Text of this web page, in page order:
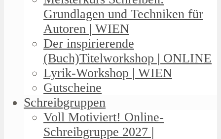
Grundlagen und Techniken für
Autoren | WIEN
Der inspirierende
(Buch)Titelworkshop | ONLINE
Lyrik-Workshop | WIEN
Gutscheine
Schreibgruppen
Voll Motiviert! Online-
Schreibgruppe 2027 |